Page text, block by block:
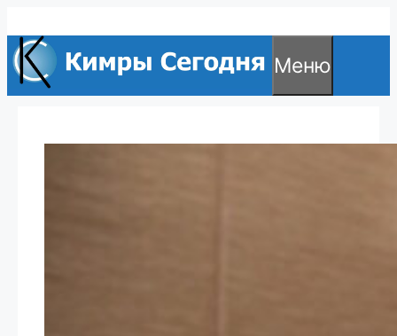
к
содержимому
Меню